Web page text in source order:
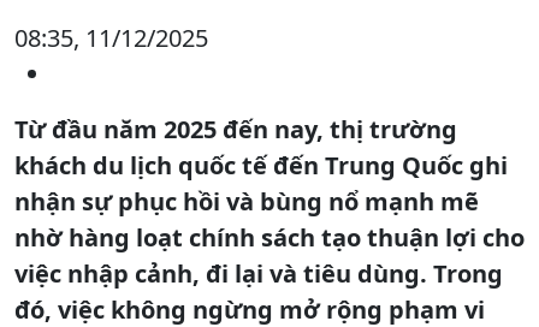
08:35, 11/12/2025
Từ đầu năm 2025 đến nay, thị trường
khách du lịch quốc tế đến Trung Quốc ghi
nhận sự phục hồi và bùng nổ mạnh mẽ
nhờ hàng loạt chính sách tạo thuận lợi cho
việc nhập cảnh, đi lại và tiêu dùng. Trong
đó, việc không ngừng mở rộng phạm vi